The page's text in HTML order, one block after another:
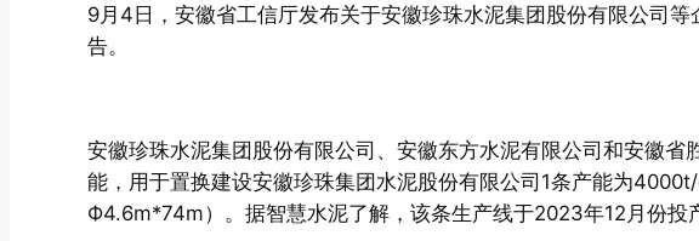
9月4日，安徽省工信厅发布关于安徽珍珠水泥集团股份有限公司
告。
安徽珍珠水泥集团股份有限公司、安徽东方水泥有限公司和安徽省
能，用于置换建设安徽珍珠集团水泥股份有限公司1条产能为
Ф4.6m*74m）。据智慧水泥了解，该条生产线于2023年12月份投